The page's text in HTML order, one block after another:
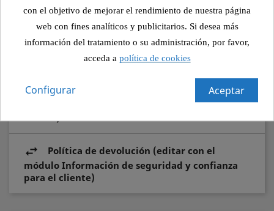
Política de seguridad (editar con el módulo
Información de seguridad y confianza para el
Política de envío (editar con el módulo
Información de seguridad y confianza para el
cliente)
Política de devolución (editar con el
módulo Información de seguridad y confianza
para el cliente)
con el objetivo de mejorar el rendimiento de nuestra página
web con fines analíticos y publicitarios. Si desea más
información del tratamiento o su administración, por favor,
acceda a política de cookies
Aceptar
Configurar